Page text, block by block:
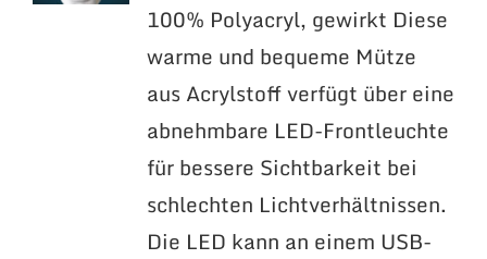
100% Polyacryl, gewirkt Diese
warme und bequeme Mütze
aus Acrylstoff verfügt über eine
abnehmbare LED-Frontleuchte
für bessere Sichtbarkeit bei
schlechten Lichtverhältnissen.
Die LED kann an einem USB-